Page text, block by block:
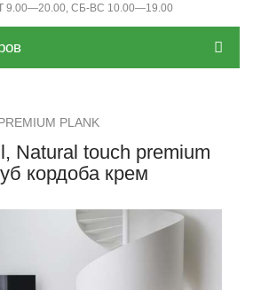
9.00—20.00, СБ-ВС 10.00—19.00
PLANK
Natural touch premium
кордоба крем